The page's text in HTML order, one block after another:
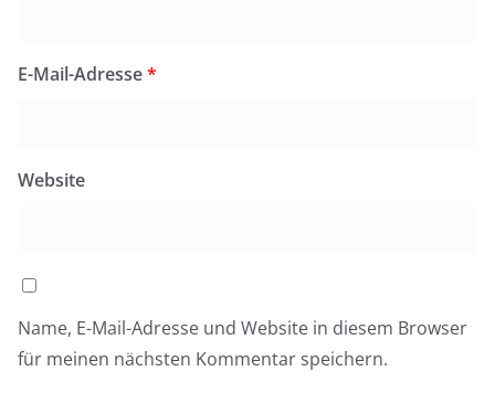
E-Mail-Adresse*
Website
Name, E-Mail-Adresse und Website in diesem Browser
für meinen nächsten Kommentar speichern.